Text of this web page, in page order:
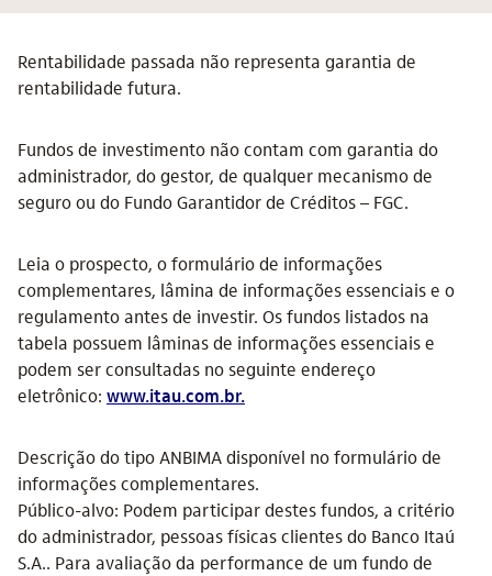
Rentabilidade passada não representa garantia de
rentabilidade futura.
Fundos de investimento não contam com garantia do
administrador, do gestor, de qualquer mecanismo de
seguro ou do Fundo Garantidor de Créditos – FGC.
Leia o prospecto, o formulário de informações
complementares, lâmina de informações essenciais e o
regulamento antes de investir. Os fundos listados na
tabela possuem lâminas de informações essenciais e
podem ser consultadas no seguinte endereço
eletrônico: www.itau.com.br.
Descrição do tipo ANBIMA disponível no formulário de
informações complementares.
Público-alvo: Podem participar destes fundos, a critério
do administrador, pessoas físicas clientes do Banco Itaú
S.A.. Para avaliação da performance de um fundo de